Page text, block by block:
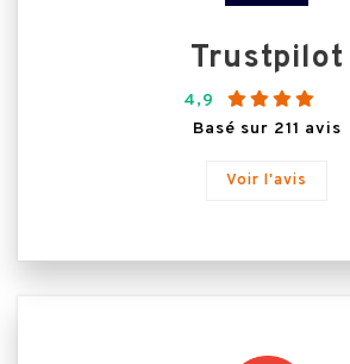
Trustpilot
4,9
Basé sur 211 avis
Voir l'avis